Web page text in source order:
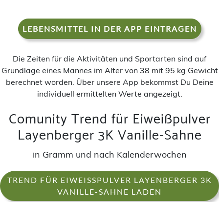
LEBENSMITTEL IN DER APP EINTRAGEN
Die Zeiten für die Aktivitäten und Sportarten sind auf
Grundlage eines Mannes im Alter von 38 mit 95 kg Gewicht
berechnet worden. Über unsere App bekommst Du Deine
individuell ermittelten Werte angezeigt.
Comunity Trend für Eiweißpulver
Layenberger 3K Vanille-Sahne
in Gramm und nach Kalenderwochen
TREND FÜR EIWEISSPULVER LAYENBERGER 3K V
ANILLE-SAHNE LADEN